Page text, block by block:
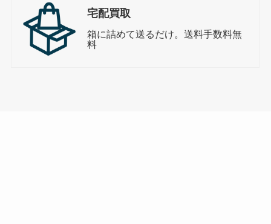
宅配買取
箱に詰めて送るだけ。送料手数料無
料